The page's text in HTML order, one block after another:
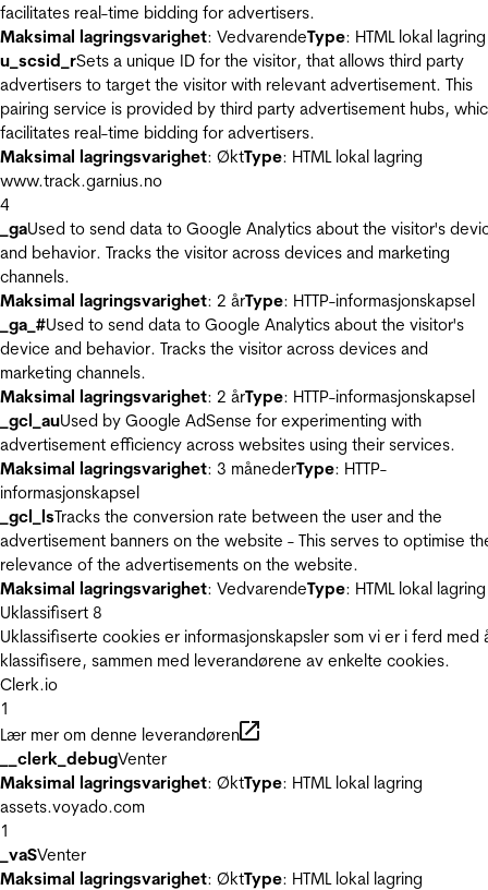
facilitates real-time bidding for advertisers.
Maksimal lagringsvarighet: VedvarendeType: HTML lokal lagring
u_scsid_rSets a unique ID for the visitor, that allows third party
advertisers to target the visitor with relevant advertisement. This
pairing service is provided by third party advertisement hubs,
facilitates real-time bidding for advertisers.
Maksimal lagringsvarighet: ØktType: HTML lokal lagring
www.track.garnius.no
4
_gaUsed to send data to Google Analytics about the visitor's
and behavior. Tracks the visitor across devices and marketing
channels.
Maksimal lagringsvarighet: 2 årType: HTTP-informasjonskapsel
_ga_#Used to send data to Google Analytics about the visitor's
device and behavior. Tracks the visitor across devices and
marketing channels.
Maksimal lagringsvarighet: 2 årType: HTTP-informasjonskapsel
_gcl_auUsed by Google AdSense for experimenting with
advertisement efficiency across websites using their services.
Maksimal lagringsvarighet: 3 månederType: HTTP-
informasjonskapsel
_gcl_lsTracks the conversion rate between the user and the
advertisement banners on the website - This serves to optimise
relevance of the advertisements on the website.
Maksimal lagringsvarighet: VedvarendeType: HTML lokal lagring
Uklassifisert 8
Uklassifiserte cookies er informasjonskapsler som vi er i ferd med
klassifisere, sammen med leverandørene av enkelte cookies.
Clerk.io
1
Lær mer om denne leverandøren
__clerk_debugVenter
Maksimal lagringsvarighet: ØktType: HTML lokal lagring
assets.voyado.com
1
_vaSVenter
Maksimal lagringsvarighet: ØktType: HTML lokal lagring